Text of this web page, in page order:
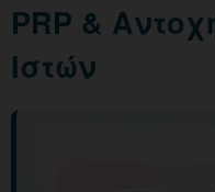
PRP &
Ιστών